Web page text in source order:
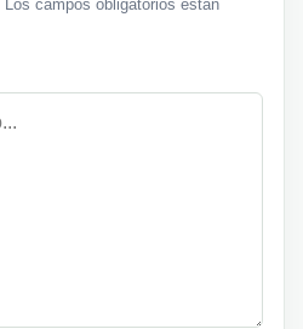
campos obligatorios están